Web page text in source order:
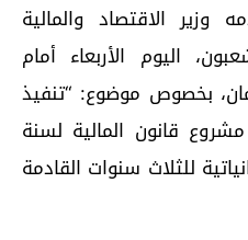
الاقتصاد والمالية
اليوم الأربعاء أمام
بخصوص موضوع: “تنفيذ
2021 وإعداد مشروع قانون المالية لسنة
للثلاث سنوات القادمة